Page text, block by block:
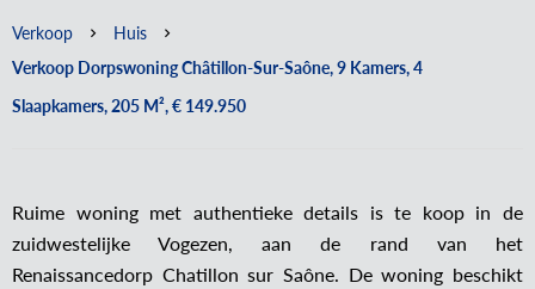
Verkoop
Huis
Verkoop Dorpswoning Châtillon-Sur-Saône, 9 Kamers, 4
Slaapkamers, 205 M², € 149.950
Ruime woning met authentieke details is te koop in de
zuidwestelijke Vogezen, aan de rand van het
Renaissancedorp Chatillon sur Saône. De woning beschikt